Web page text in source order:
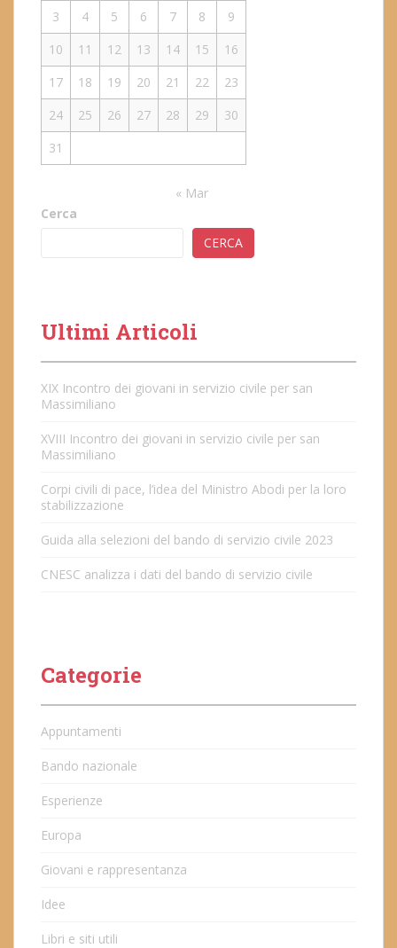
3 4 5 6 7 8
9
10
11 12 13 14 15
16
17
18 19 20 21 22
23
24
25 26 27 28 29
30
31
« Mar
Cerca
CERCA
Ultimi Articoli
XIX Incontro dei giovani in servizio civile per san
Massimiliano
XVIII Incontro dei giovani in servizio civile per san
Massimiliano
Corpi civili di pace, l’idea del Ministro Abodi per la loro
stabilizzazione
Guida alla selezioni del bando di servizio civile 2023
CNESC analizza i dati del bando di servizio civile
Categorie
Appuntamenti
Bando nazionale
Esperienze
Europa
Giovani e rappresentanza
Idee
Libri e siti utili